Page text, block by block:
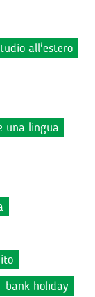
all'estero
una lingua
bank holiday